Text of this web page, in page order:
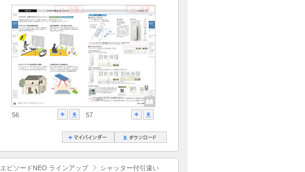
56 57
エピソードNEO ラインアップ
シャッター付引違い